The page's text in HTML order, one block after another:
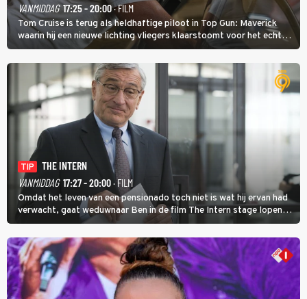
VANMIDDAG 17:25 - 20:00· FILM
Tom Cruise is terug als heldhaftige piloot in Top Gun: Maverick
waarin hij een nieuwe lichting vliegers klaarstoomt voor het echte
werk.
TIP
THE INTERN
VANMIDDAG 17:27 - 20:00· FILM
Omdat het leven van een pensionado toch niet is wat hij ervan had
verwacht, gaat weduwnaar Ben in de film The Intern stage lopen
bij de hippe webwinkel van Jules, wat een gouden zet blijkt te zijn.